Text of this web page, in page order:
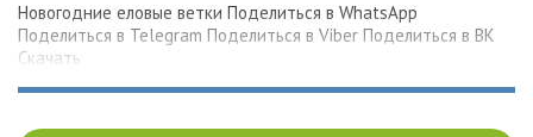
Новогодние еловые ветки Поделиться в WhatsApp
Поделиться в Telegram Поделиться в Viber Поделиться в ВК
Скачать